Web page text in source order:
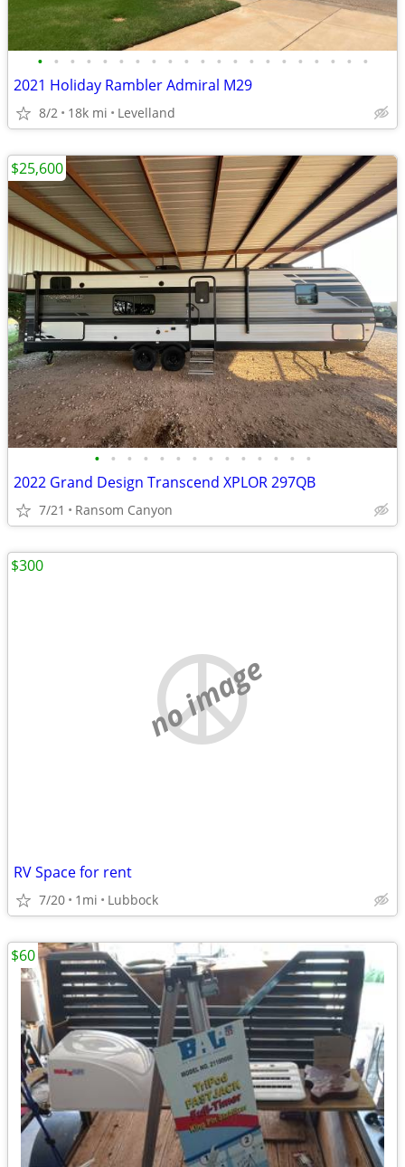
• • • • • • • • • • • • • • • • • • • • •
2021 Holiday Rambler Admiral M29
8/2 18k mi Levelland
• • • • • • • • • • • • • •
2022 Grand Design Transcend XPLOR 297QB
7/21 Ransom Canyon
$25,600
no image
RV Space for rent
7/20 1mi Lubbock
$300
$60